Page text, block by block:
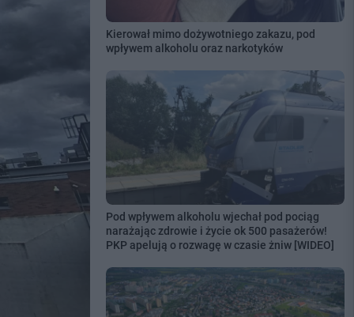
Kierował mimo dożywotniego zakazu, pod
wpływem alkoholu oraz narkotyków
Pod wpływem alkoholu wjechał pod pociąg
narażając zdrowie i życie ok 500 pasażerów!
PKP apelują o rozwagę w czasie żniw [WIDEO]